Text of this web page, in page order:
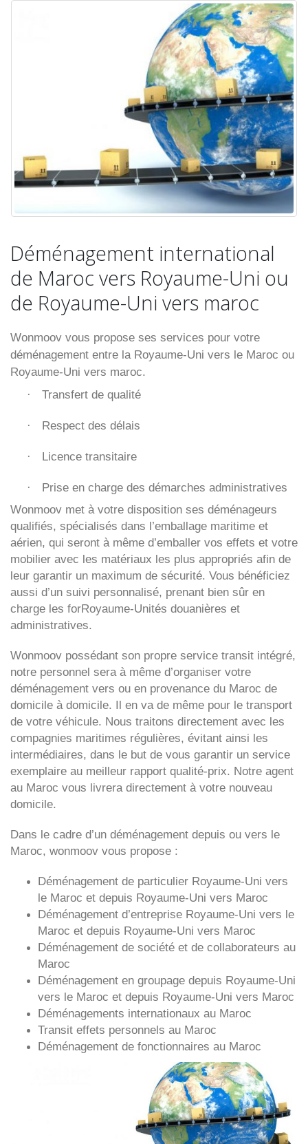
Déménagement international
de Maroc vers Royaume-Uni ou
de Royaume-Uni vers maroc
Wonmoov vous propose ses services pour votre
déménagement entre la Royaume-Uni vers le Maroc ou
Royaume-Uni vers maroc.
· Transfert de qualité
· Respect des délais
· Licence transitaire
·
Prise en charge des démarches administratives
Wonmoov met à votre disposition ses déménageurs
qualifiés, spécialisés dans l’emballage maritime et
aérien, qui seront à même d’emballer vos effets et votre
mobilier avec les matériaux les plus appropriés afin de
leur garantir un maximum de sécurité. Vous bénéficiez
aussi d’un suivi personnalisé, prenant bien sûr en
charge les forRoyaume-Unités douanières et
administratives.
Wonmoov possédant son propre service transit intégré,
notre personnel sera à même d’organiser votre
déménagement vers ou en provenance du Maroc de
domicile à domicile. Il en va de même pour le transport
de votre véhicule. Nous traitons directement avec les
compagnies maritimes régulières, évitant ainsi les
intermédiaires, dans le but de vous garantir un service
exemplaire au meilleur rapport qualité-prix. Notre agent
au Maroc vous livrera directement à votre nouveau
domicile.
Dans le cadre d’un déménagement depuis ou vers le
Maroc, wonmoov vous propose :
Déménagement de particulier Royaume-Uni vers
le Maroc et depuis Royaume-Uni vers Maroc
Déménagement d’entreprise Royaume-Uni vers le
Maroc et depuis Royaume-Uni vers Maroc
Déménagement de société et de collaborateurs au
Maroc
Déménagement en groupage depuis Royaume-Uni
vers le Maroc et depuis Royaume-Uni vers Maroc
Déménagements internationaux au Maroc
Transit effets personnels au Maroc
Déménagement de fonctionnaires au Maroc